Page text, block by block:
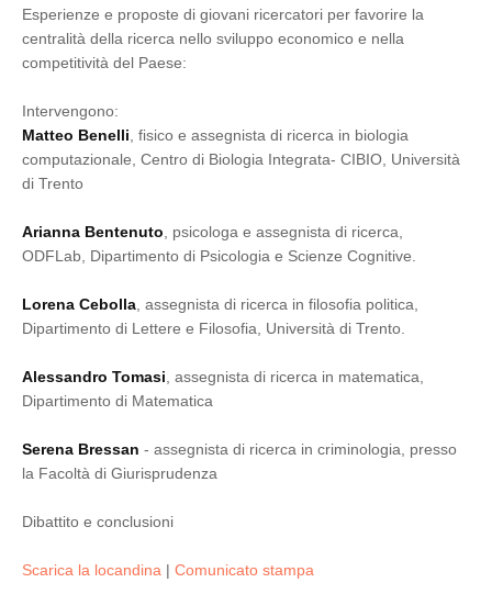
Esperienze e proposte di giovani ricercatori per favorire la
centralità della ricerca nello sviluppo economico e nella
competitività del Paese:
Intervengono:
Matteo Benelli , fisico e assegnista di ricerca in biologia
computazionale, Centro di Biologia Integrata- CIBIO, Università
di Trento
Arianna Bentenuto , psicologa e assegnista di ricerca,
ODFLab, Dipartimento di Psicologia e Scienze Cognitive.
Lorena Cebolla , assegnista di ricerca in filosofia politica,
Dipartimento di Lettere e Filosofia, Università di Trento.
Alessandro Tomasi , assegnista di ricerca in matematica,
Dipartimento di Matematica
Serena Bressan - assegnista di ricerca in criminologia, presso
la Facoltà di Giurisprudenza
Dibattito e conclusioni
Scarica la locandina | Comunicato stampa